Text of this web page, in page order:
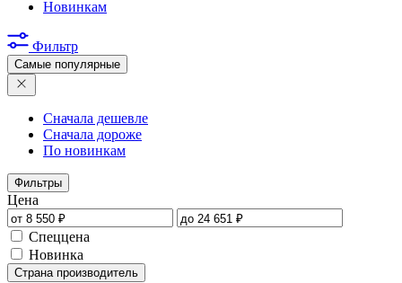
Новинкам
Фильтр
Самые популярные
Сначала дешевле
Сначала дороже
По новинкам
Фильтры
Цена
Спеццена
Новинка
Страна производитель